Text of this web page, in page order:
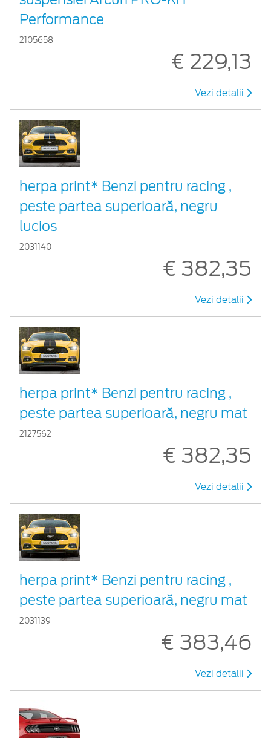
Performance
2105658
€ 229,13
Vezi detalii
herpa print* Benzi pentru racing ,
peste partea superioară, negru
lucios
2031140
€ 382,35
Vezi detalii
herpa print* Benzi pentru racing ,
peste partea superioară, negru mat
2127562
€ 382,35
Vezi detalii
herpa print* Benzi pentru racing ,
peste partea superioară, negru mat
2031139
€ 383,46
Vezi detalii